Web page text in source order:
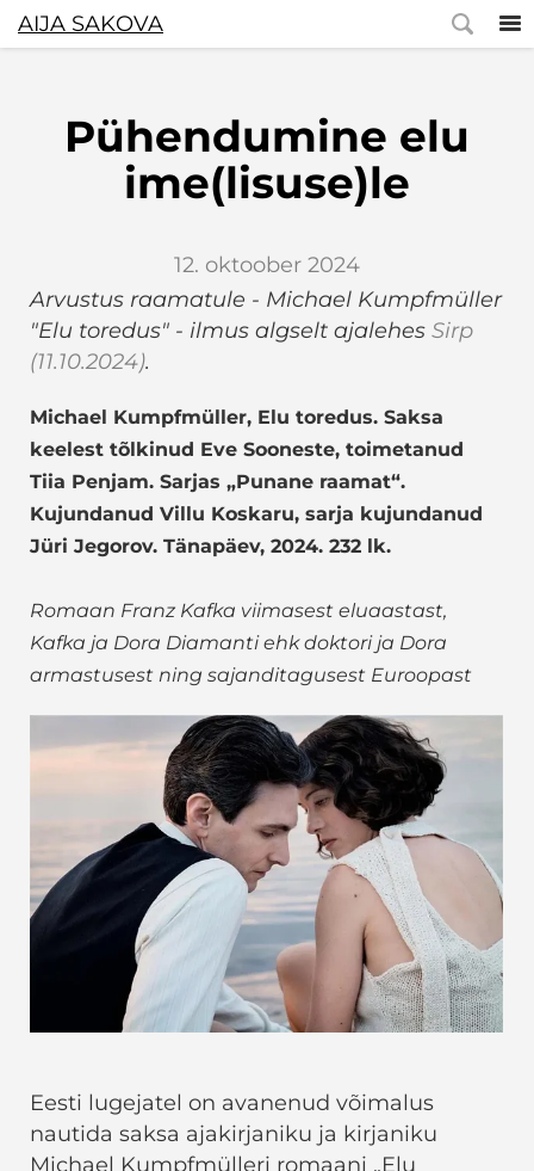
AIJA SAKOVA
Pühendumine elu
ime(lisuse)le
12. oktoober 2024
Arvustus raamatule - Michael Kumpfmüller
"Elu toredus" - ilmus algselt ajalehes Sirp
(11.10.2024).
Michael Kumpfmüller, Elu toredus. Saksa
keelest tõlkinud Eve Sooneste, toimetanud
Tiia Penjam. Sarjas „Punane raamat“.
Kujundanud Villu Koskaru, sarja kujundanud
Jüri Jegorov. Tänapäev, 2024. 232 lk.
Romaan Franz Kafka viimasest eluaastast,
Kafka ja Dora Diamanti ehk doktori ja Dora
armastusest ning sajanditagusest Euroopast
Eesti lugejatel on avanenud võimalus
nautida saksa ajakirjaniku ja kirjaniku
Michael Kumpfmülleri romaani „Elu